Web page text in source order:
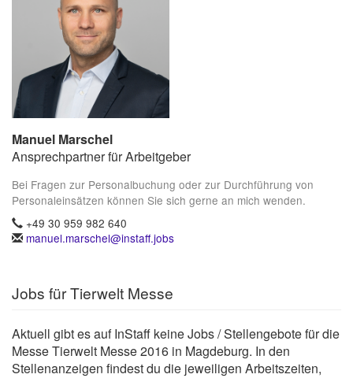
Manuel Marschel
Ansprechpartner für Arbeitgeber
Bei Fragen zur Personalbuchung oder zur Durchführung von
Personaleinsätzen können Sie sich gerne an mich wenden.
+49 30 959 982 640
manuel.marschel@instaff.jobs
Jobs für Tierwelt Messe
Aktuell gibt es auf InStaff keine Jobs / Stellengebote für die
Messe Tierwelt Messe 2016 in Magdeburg. In den
Stellenanzeigen findest du die jeweiligen Arbeitszeiten,